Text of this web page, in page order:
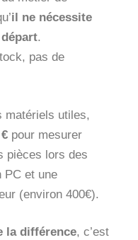
il ne nécessite
.
pas de
matériels utiles,
pour mesurer
pièces lors des
PC et une
(environ 400€).
la différence, c’est